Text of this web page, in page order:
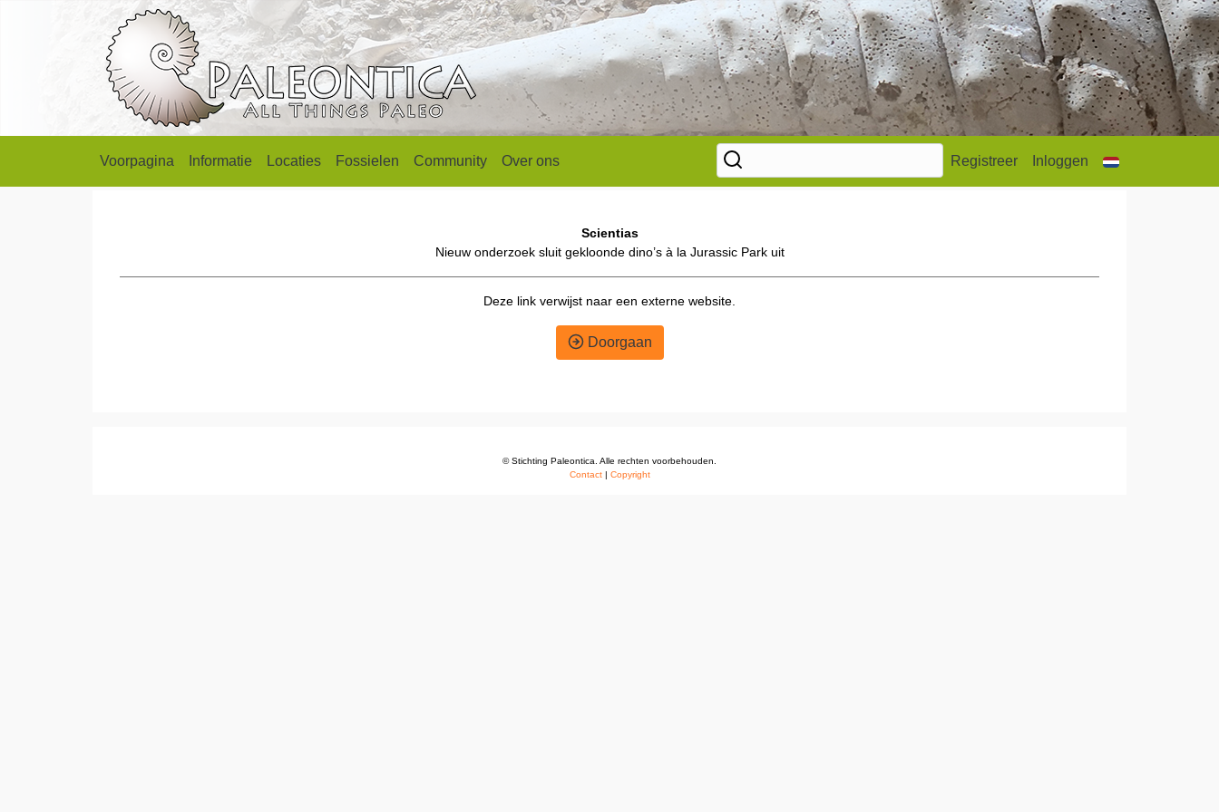
Voorpagina Informatie Locaties Fossielen Community Over ons Registreer Inloggen
Scientias
Nieuw onderzoek sluit gekloonde dino’s à la Jurassic Park uit
Deze link verwijst naar een externe website.
Doorgaan
© Stichting Paleontica. Alle rechten voorbehouden.
Contact| Copyright